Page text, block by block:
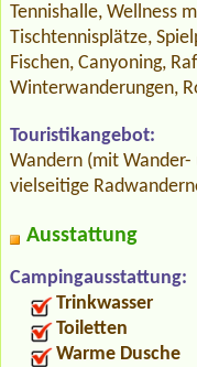
Tennishalle, Wellness
Tischtennisplätze,
Fischen, Canyoning,
Winterwanderungen,
Touristikangebot:
Wandern (mit
vielseitige
Ausstattung
Campingausstattung:
Trinkwasser
Toiletten
Warme Dusche